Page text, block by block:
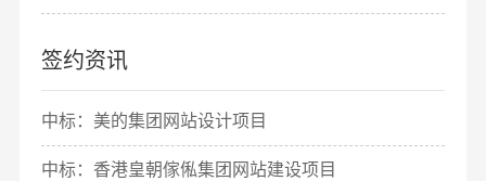
签约资讯
中标：美的集团网站设计项目
中标：香港皇朝傢俬集团网站建设项目